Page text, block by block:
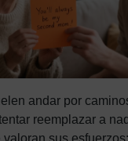
andar por
reemplazar a
sus esfuerzos: